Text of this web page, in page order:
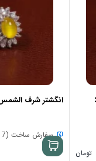
تومان
انگشتر شرف الشمس
سفارش ساخت (7 الی 15 روز)